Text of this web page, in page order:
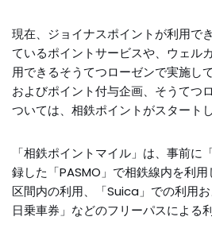
現在、ジョイナスポイントが利用で
ているポイントサービスや、ウェル
用できるそうてつローゼンで実施し
およびポイント付与企画、そうてつ
ついては、相鉄ポイントがスタート
「相鉄ポイントマイル」は、事前
録した「PASMO」で相鉄線内を利
区間内の利用、「Suica」での利用
日乗車券」などのフリーパスによる